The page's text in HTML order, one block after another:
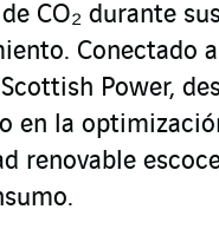
CO₂ durante
Conectado
Power,
en la
renovable